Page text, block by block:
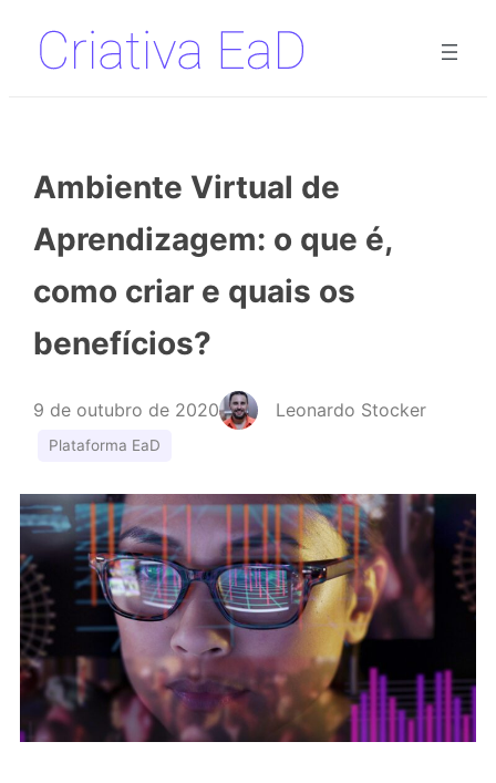
Pular
para
Ambiente Virtual de
Aprendizagem: o que é,
como criar e quais os
benefícios?
9 de outubro de 2020 Leonardo Stocker
Plataforma EaD